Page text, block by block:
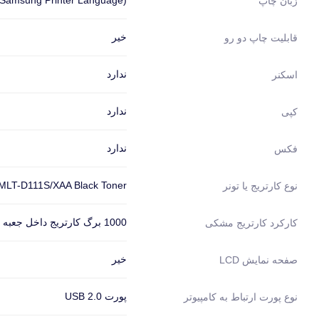
قابلیت چاپ دو رو خیر
اسکنر ندارد
کپی ندارد
فکس ندارد
نوع کارتریج یا تونر D111S/XAA Black Toner
کارکرد کارتریج مشکی 1000 برگ کارتریج داخل جعبه از نوع استارتر بوده و کارکرد کمتری دارد.
صفحه نمایش LCD خیر
نوع پورت ارتباط به کامپیوتر پورت USB 2.0